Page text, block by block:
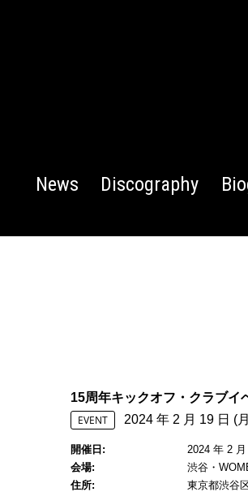
News Discography
15周年キックオフ・クラブイ
EVENT 2024 年 2 月 19 日 (
開催日
2024 年 2
会場
渋谷・
住所
東京都渋谷